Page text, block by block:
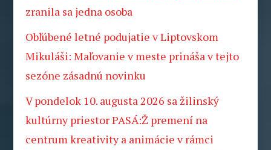
zranila sa jedna osoba
Obľúbené letné podujatie v Liptovskom
Mikuláši: Maľovanie v meste prináša v tejto
sezóne zásadnú novinku
V pondelok 10. augusta 2026 sa žilinský
kultúrny priestor PASÁ:Ž premení na
centrum kreativity a animácie v rámci